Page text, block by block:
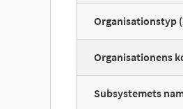
Organisationstyp
Organisationens
Subsystemets